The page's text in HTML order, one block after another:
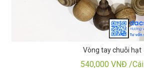
Vòng tay chuỗi hạt
540,000 VNĐ /Cái